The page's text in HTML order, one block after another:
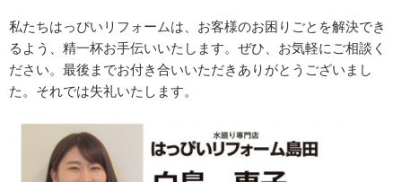
私たちはっぴいリフォームは、お客様のお困りごとを解決でき
るよう、精一杯お手伝いいたします。ぜひ、お気軽にご相談く
ださい。最後までお付き合いいただきありがとうございまし
た。それでは失礼いたします。